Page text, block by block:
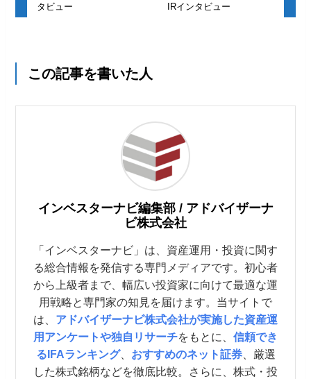
タビュー
IRインタビュー
この記事を書いた人
インベスターナビ編集部 / アドバイザーナ
ビ株式会社
「インベスターナビ」は、資産運用・投資に関す
る総合情報を発信する専門メディアです。初心者
から上級者まで、幅広い投資家に向けて最適な運
用戦略と専門家の知見を届けます。当サイトで
は、 アドバイザーナビ株式会社が実施した資産運
用アンケートや独自リサーチをもとに、 信頼でき
るIFAランキング、 おすすめのネット証券、厳選
した株式銘柄などを徹底比較。さらに、株式・投